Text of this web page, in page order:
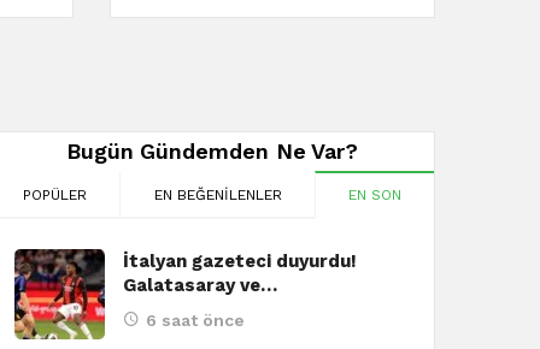
Bugün Gündemden Ne Var?
POPÜLER EN BEĞENILENLER EN SON
İtalyan gazeteci duyurdu!
Galatasaray ve…
6 saat önce